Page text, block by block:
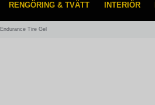
RENGÖRING & TVÄTT INTERIÖR
Endurance Tire Gel